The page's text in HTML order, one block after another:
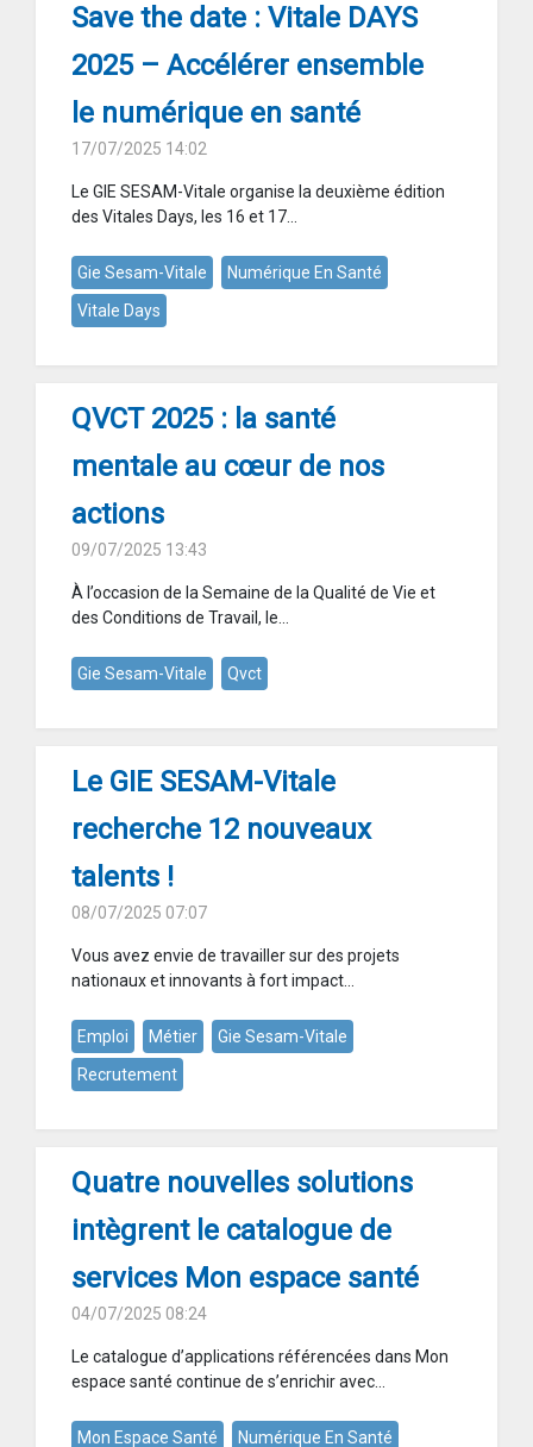
Save the date : Vitale DAYS
2025 – Accélérer ensemble
le numérique en santé
17/07/2025 14:02
Le GIE SESAM-Vitale organise la deuxième édition
des Vitales Days, les 16 et 17...
Gie Sesam-Vitale
Numérique En Santé
Vitale Days
QVCT 2025 : la santé
mentale au cœur de nos
actions
09/07/2025 13:43
À l’occasion de la Semaine de la Qualité de Vie et
des Conditions de Travail, le...
Gie Sesam-Vitale Qvct
Le GIE SESAM-Vitale
recherche 12 nouveaux
talents !
08/07/2025 07:07
Vous avez envie de travailler sur des projets
nationaux et innovants à fort impact...
Emploi Métier
Gie Sesam-Vitale
Recrutement
Quatre nouvelles solutions
intègrent le catalogue de
services Mon espace santé
04/07/2025 08:24
Le catalogue d’applications référencées dans Mon
espace santé continue de s’enrichir avec...
Mon Espace Santé Numérique En Santé